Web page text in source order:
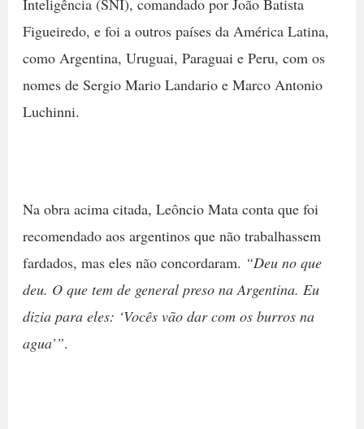
Figueiredo, e foi a outros países da América Latina,
como Argentina, Uruguai, Paraguai e Peru, com os
nomes de Sergio Mario Landario e Marco Antonio
Luchinni.
Na obra acima citada, Leôncio Mata conta que foi
recomendado aos argentinos que não trabalhassem
fardados, mas eles não concordaram. “Deu no que
deu. O que tem de general preso na Argentina. Eu
dizia para eles: ‘Vocês vão dar com os burros na
agua’”.